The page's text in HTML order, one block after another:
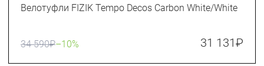
Велотуфли FIZIK Tempo Decos Carbon White/White
34 590₽–10% 31 131₽